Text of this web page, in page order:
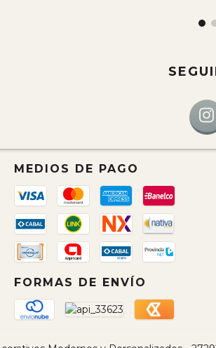
MEDIOS DE PAGO
FORMAS DE ENVÍO